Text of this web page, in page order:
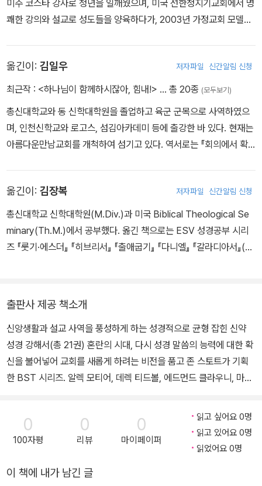
미주 코스타 강사로 청년을 일깨웠으며, 미국 선한청지기교회에서 명
쾌한 강의와 설교로 성도들을 양육하다가, 2003년 가정교회 모델을
긴 책으로 BST 시리즈 『디모데전서·디도서』 『히브리서』와 『복음주
의의 기본 진리』(이상 IVP) 등이 있다.
옮긴이: 김일우 저자파일 신간알림 신청
최근작 : <하나님이 함께하시잖아, 힘내!> … 총 20종 (모두보기)
총신대학교와 동 신학대학원을 졸업하고 육군 군목으로 사역하였으
며, 인천신학교와 로고스, 섬김아카데미 등에 출강한 바 있다. 현재는
아름다운만남교회를 개척하여 섬기고 있다. 역서로는 『회의에서 확
연습』(예수전도단), 『복음주의가 자유주의에 답하다』(포이에마) 등
다수가 있다.
옮긴이: 김장복 저자파일 신간알림 신청
총신대학교 신학대학원(M.Div.)과 미국 Biblical Theological Se
minary(Th.M.)에서 공부했다. 옮긴 책으로는 ESV 성경공부 시리
즈 『룻기·에스더』 『히브리서』 『출애굽기』 『다니엘』 『갈라디아서』(이
출판사 제공 책소개
신앙생활과 설교 사역을 풍성하게 하는 성경적으로 균형 잡힌 신약
성경 강해서(총 21권) 혼란의 시대, 다시 성경 말씀의 능력에 대한 확
신을 불어넣어 교회를 새롭게 하려는 비전을 품고 존 스토트가 기획
한 BST 시리즈. 알렉 모티어, 데렉 티드볼, 에드먼드 클라우니, 마이
저자를 엄선하여 성경 전권에 대하여 모범이 되는 강해 설교를 집필
하게 하였으며 오늘날 최고의 설교 및 성경 공부 자료로 인정받고 있
다. “잠깐씩 참고만 할 자료가 아니라, 성경을 책별로 제대로 공부하
강해 출간을 시작으로 꾸준히 발간되어 온 BST 성경 강해 시리즈의
0
100자평
0
리뷰
0
마이페이퍼
읽고 싶어요 0명
읽고 있어요 0명
읽었어요 0명
이 책에 내가 남긴 글